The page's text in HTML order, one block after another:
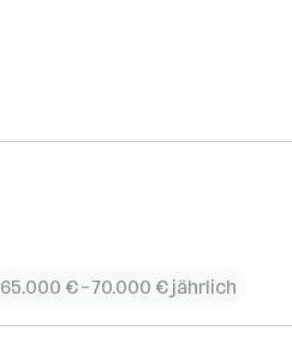
65.000 € – 70.000 € jährlich